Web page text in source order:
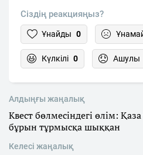
Сіздің реакцияңыз?
Ұнайды 0
Күлкілі 0 Ашулы
Алдыңғы жаңалық
Квест бөлмесіндегі өлім:
бұрын тұрмысқа шыққан
Келесі жаңалық